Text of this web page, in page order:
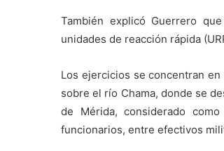
También explicó Guerrero
unidades de reacción rápida
Los ejercicios se concentran
sobre el río Chama, donde se
de Mérida, considerado
funcionarios, entre efectivos